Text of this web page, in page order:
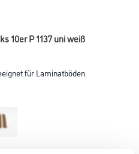
10er P 1137 uni weiß
für Laminatböden.